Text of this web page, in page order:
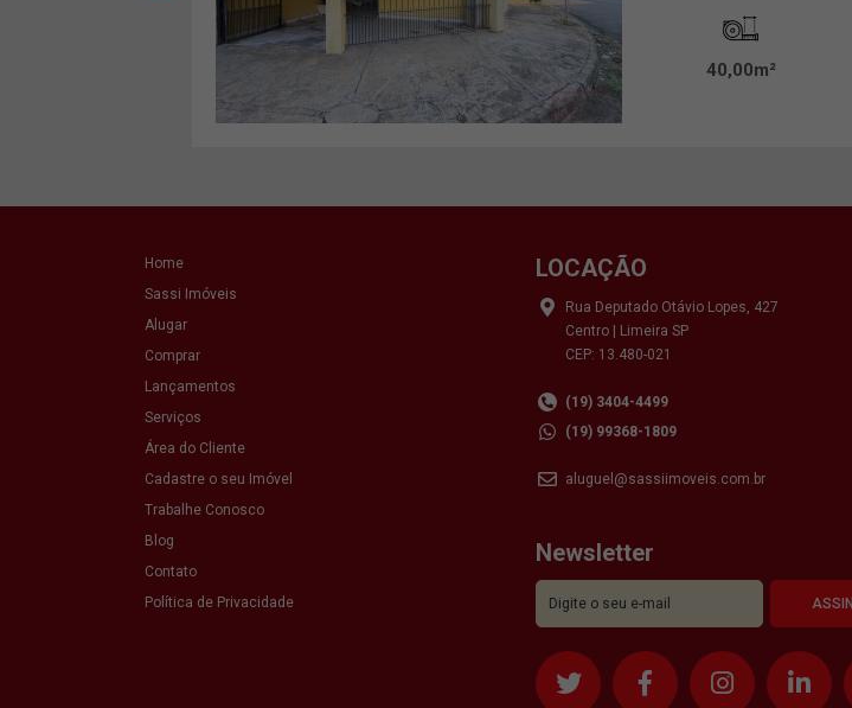
40,00m²
Home
Sassi Imóveis
Alugar
Comprar
Lançamentos
Serviços
Área do Cliente
Cadastre o seu Imóvel
Trabalhe Conosco
Blog
Contato
Política de Privacidade
LOCAÇÃO
Rua Deputado Otávio Lopes, 427
Centro | Limeira SP
CEP: 13.480-021
(19) 3404-4499
(19) 99368-1809
aluguel@sassiimoveis.com.br
Newsletter